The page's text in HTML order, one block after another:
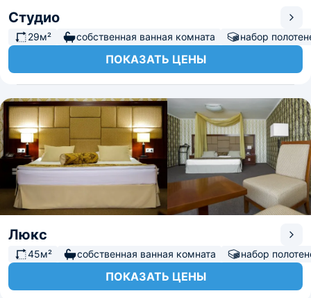
Студио
29м² собственная ванная комната набор
ПОКАЗАТЬ ЦЕНЫ
Люкс
45м² собственная ванная комната набор
ПОКАЗАТЬ ЦЕНЫ